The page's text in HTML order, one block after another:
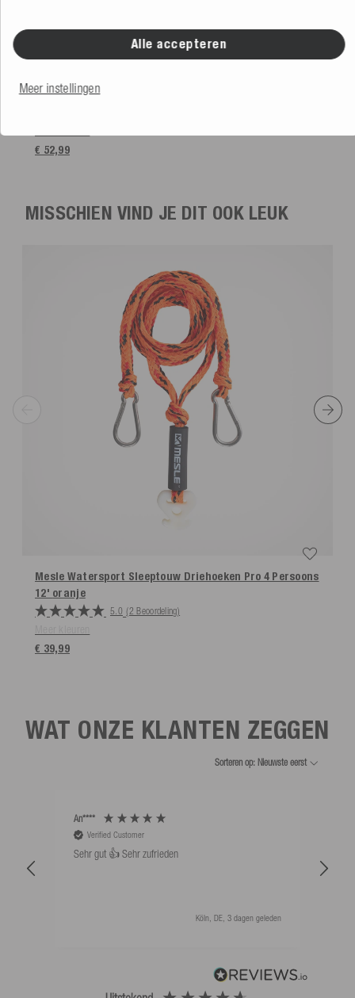
Mesle Stootwil voor Boot Globe
€ 52,99
MISSCHIEN VIND JE DIT OOK LEUK
Mesle Watersport Sleeptouw Driehoeken Pro 4 Persoons
12' oranje
5.0 (2 Beoordeling)
€ 39,99
WAT ONZE KLANTEN ZEGGEN
Sorteren op: Nieuwste eerst
An****
Verified Customer
Sehr gut 👍 Sehr zufrieden
Köln, DE, 3 dagen geleden
Alle accepteren
Meer instellingen